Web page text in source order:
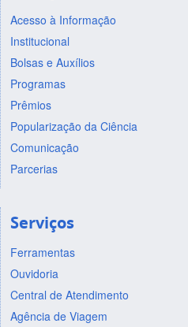
Acesso à Informação
Institucional
Bolsas e Auxílios
Programas
Prêmios
Popularização da Ciência
Comunicação
Parcerias
Serviços
Ferramentas
Ouvidoria
Central de Atendimento
Agência de Viagem